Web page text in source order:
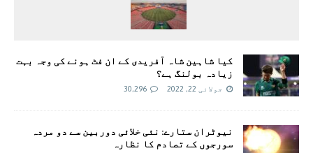
کیا شاہین شاہ آفریدی کے ان فٹ ہونے کی وجہ بہت
زیادہ بولنگ ہے؟
جولائی 22, 2022 30,296
نیوٹران ستارے: نئی خلائی دوربین سے دو مردہ
سورجوں کے تصادم کا نظارہ